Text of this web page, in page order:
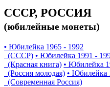
СССР, РОССИЯ
(юбилейные монеты)
• Юбилейка 1965 - 1992
(СССР) • Юбилейка 1991 -
(Красная книга) • Юбилейка
(Россия молодая) • Юбилейка
(Современная Россия)